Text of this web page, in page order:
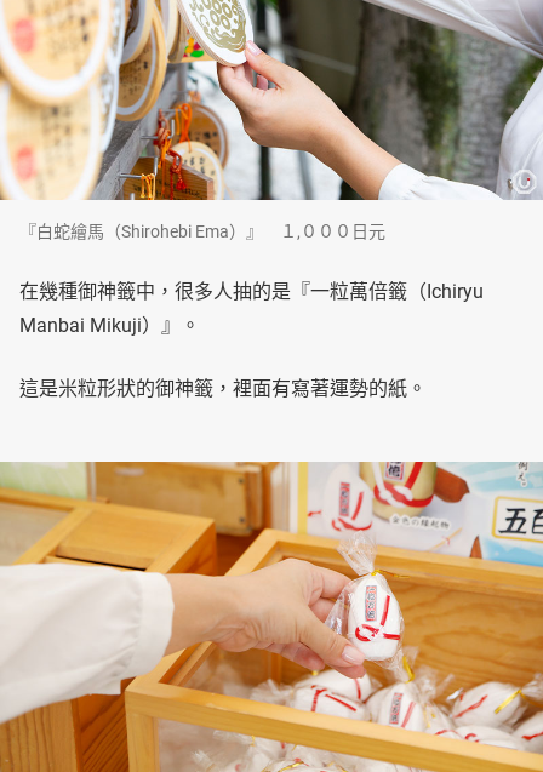
『白蛇繪馬（Shirohebi Ema）』 １,０００日元
在幾種御神籤中，很多人抽的是『一粒萬倍籤（Ichiryu
Manbai Mikuji）』。
這是米粒形狀的御神籤，裡面有寫著運勢的紙。